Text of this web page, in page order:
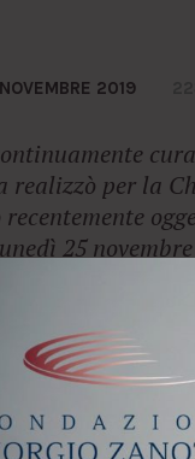
2019
realizzò per la
25